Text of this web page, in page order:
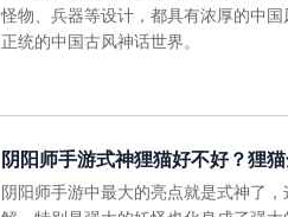
怪物、兵器等设计，都具有浓厚的中
正统的中国古风神话世界。
阴阳师手游式神狸猫好不好？狸
阴阳师手游中最大的亮点就是式神了